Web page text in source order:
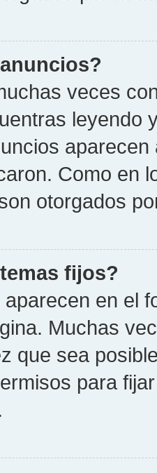
veces
leyendo
Como en
otorgados
fijos?
en el
Muchas
que sea
para